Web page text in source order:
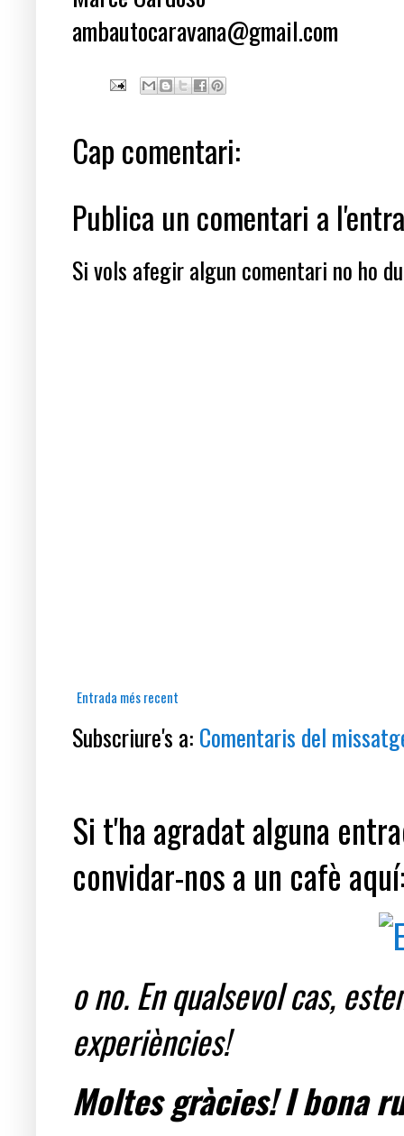
ambautocaravana@gmail.com
Cap comentari:
Publica un comentari a
Si vols afegir algun comentari no ho
Entrada més recent
Subscriure's a: Comentaris del
Si t'ha agradat alguna
convidar-nos a un cafè
o no. En qualsevol cas,
experiències!
Moltes gràcies! I bona